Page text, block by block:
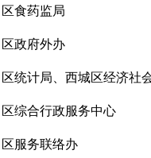
区食药监局
区政府外办
区统计局、西城区经济社
区综合行政服务中心
区服务联络办